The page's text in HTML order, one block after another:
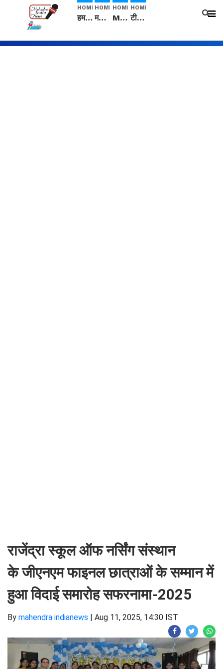
HOME
हम सनातनी..." सांसद kangana Ranaut से क्या बोली लड़की? Viral Jantar-Mantar | CJP protest
HOME
मनीषा हत्याकांड: हत्या, आत्महत्या या कोई बड़ा राज? | Full Story | Josh Haryana
HOME
Mangalsutra: हिंदू धर्म में शादी के बाद मंगलसूत्र क्यों पहनती है महिलाएं, किसने शुरु की ये परंपरा
HOME
टीम बीकेई ने एग्रीकल्चर ग्रेड की यूरिया खाद गट्टों में बदलकर टेक्निकल ग्रेड में बेचने वालों पर करवाई कार्रवाई: लखविंदर सिंह औलख
राजेंद्रा स्कूल ऑफ नर्सिंग संस्थान
के जीएनएम फाइनल छात्राओं के सम्मान में
हुआ विदाई समारोह सफरनामा-2025
By mahendra indianews | Aug 11, 2025, 14:30 IST